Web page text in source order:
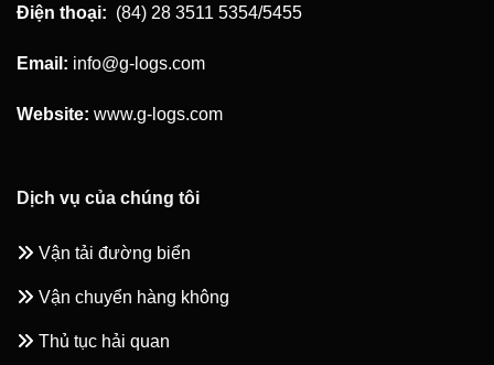
Điện thoại: (84) 28 3511 5354/5455
Email: info@g-logs.com
Website: www.g-logs.com
Dịch vụ của chúng tôi
Vận tải đường biển
Vận chuyển hàng không
Thủ tục hải quan